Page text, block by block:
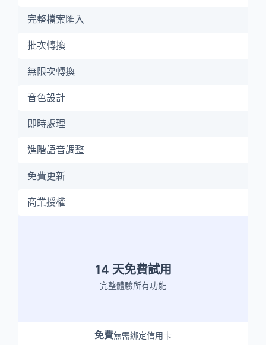
完整檔案匯入
批次轉換
無限次轉換
音色設計
即時處理
進階語音調整
免費更新
商業授權
14 天免費試用
完整體驗所有功能
免費無需綁定信用卡